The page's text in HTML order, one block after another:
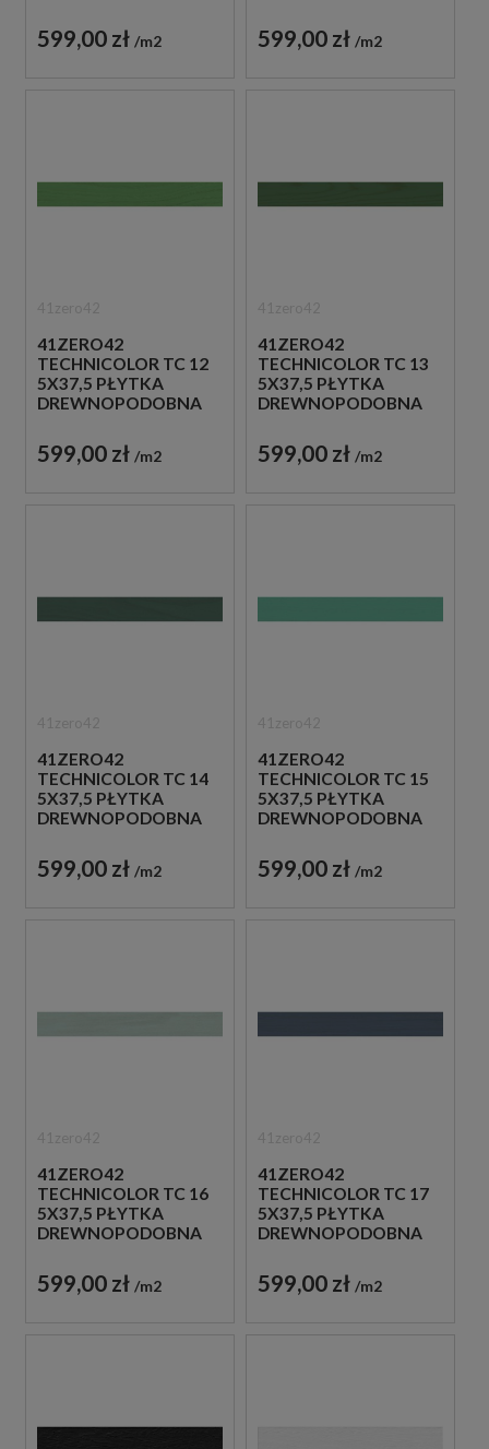
599,00 zł m2 599,00 zł m2
41ZERO42
TECHNICOLOR TC 12
5X37,5 PŁYTKA
DREWNOPODOBNA
599,00 zł m2
41ZERO42
TECHNICOLOR TC 13
5X37,5 PŁYTKA
DREWNOPODOBNA
599,00 zł m2
41ZERO42
TECHNICOLOR TC 14
5X37,5 PŁYTKA
DREWNOPODOBNA
599,00 zł m2
41ZERO42
TECHNICOLOR TC 15
5X37,5 PŁYTKA
DREWNOPODOBNA
599,00 zł m2
41ZERO42
TECHNICOLOR TC 16
5X37,5 PŁYTKA
DREWNOPODOBNA
599,00 zł m2
41ZERO42
TECHNICOLOR TC 17
5X37,5 PŁYTKA
DREWNOPODOBNA
599,00 zł m2